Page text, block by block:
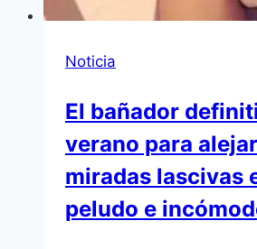
Noticia
El bañador
verano para
miradas lascivas
peludo e